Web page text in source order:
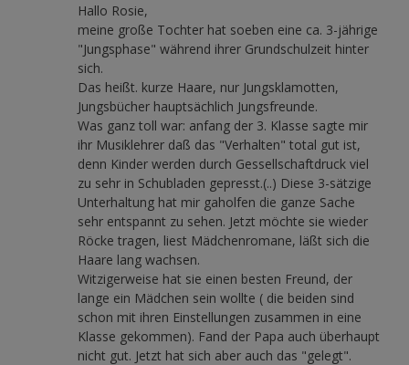
Hallo Rosie,
meine große Tochter hat soeben eine ca. 3-jährige
"Jungsphase" während ihrer Grundschulzeit hinter
sich.
Das heißt. kurze Haare, nur Jungsklamotten,
Jungsbücher hauptsächlich Jungsfreunde.
Was ganz toll war: anfang der 3. Klasse sagte mir
ihr Musiklehrer daß das "Verhalten" total gut ist,
denn Kinder werden durch Gessellschaftdruck viel
zu sehr in Schubladen gepresst.(..) Diese 3-sätzige
Unterhaltung hat mir gaholfen die ganze Sache
sehr entspannt zu sehen. Jetzt möchte sie wieder
Röcke tragen, liest Mädchenromane, läßt sich die
Haare lang wachsen.
Witzigerweise hat sie einen besten Freund, der
lange ein Mädchen sein wollte ( die beiden sind
schon mit ihren Einstellungen zusammen in eine
Klasse gekommen). Fand der Papa auch überhaupt
nicht gut. Jetzt hat sich aber auch das "gelegt".